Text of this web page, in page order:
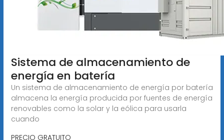
Sistema de almacenamiento de
energía en batería
Un sistema de almacenamiento de energía por batería
almacena la energía producida por fuentes de energía
renovables como la solar y la eólica para usarla
cuando
PRECIO GRATUITO